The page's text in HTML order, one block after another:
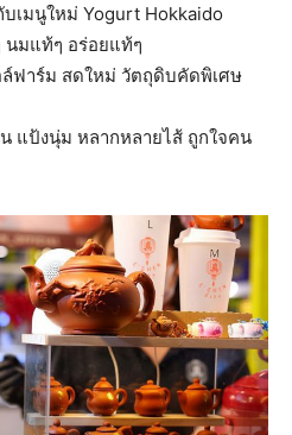
เมนูใหม่ Yogurt Hokkaido
นมแท้ๆ อร่อยแท้ๆ
ฟาร์ม สดใหม่ วัตถุดิบคัดพิเศษ
แป้งนุ่ม หลากหลายไส้ ถูกใจคน